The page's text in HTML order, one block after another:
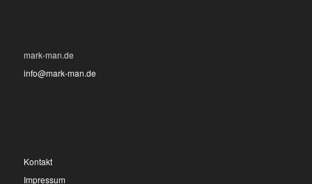
mark-man.de
info@mark-man.de
Kontakt
Impressum